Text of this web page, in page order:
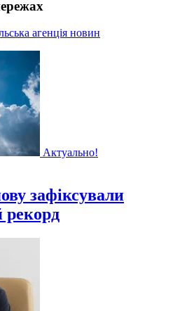
агенція новин
Актуально!
зафіксували
рекорд